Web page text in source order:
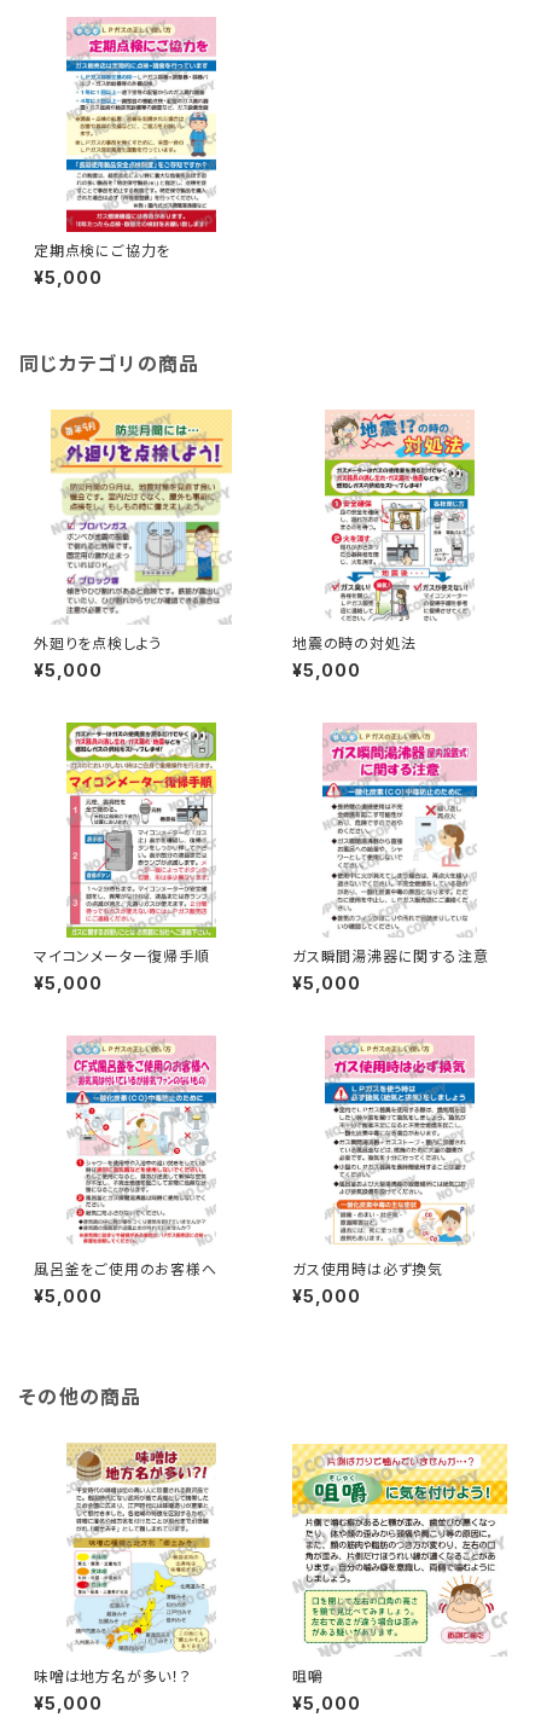
定期点検にご協力を
¥5,000
同じカテゴリの商品
外廻りを点検しよう
¥5,000
地震の時の対処法
¥5,000
マイコンメーター復帰手順
¥5,000
ガス瞬間湯沸器に関する注意
¥5,000
風呂釜をご使用のお客様へ
¥5,000
ガス使用時は必ず換気
¥5,000
その他の商品
味噌は地方名が多い！？
¥5,000
咀嚼
¥5,000